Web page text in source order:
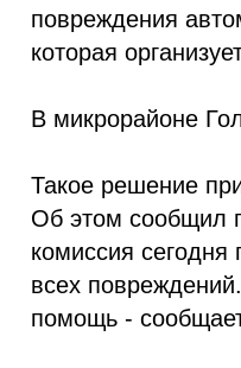
повреждения
которая
В микрорайоне
Такое решение
Об этом сообщил
комиссия
всех
помощь -